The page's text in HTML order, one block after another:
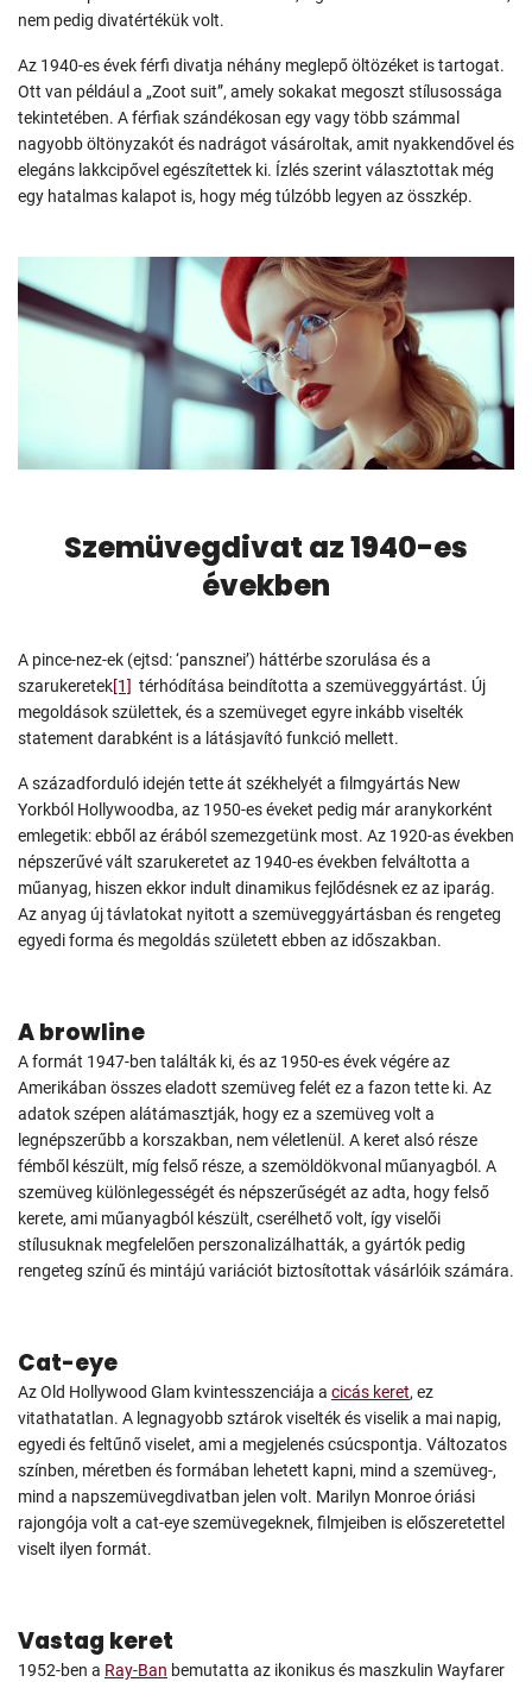
nem pedig divatértékük volt.
Az 1940-es évek férfi divatja néhány meglepő öltözéket is tartogat.
Ott van például a „Zoot suit”, amely sokakat megoszt stílusossága
tekintetében. A férfiak szándékosan egy vagy több számmal
nagyobb öltönyzakót és nadrágot vásároltak, amit nyakkendővel és
elegáns lakkcipővel egészítettek ki. Ízlés szerint választottak még
egy hatalmas kalapot is, hogy még túlzóbb legyen az összkép.
Szemüvegdivat az 1940-es
években
A pince-nez-ek (ejtsd: ‘pansznei’) háttérbe szorulása és a
szarukeretek[1] térhódítása beindította a szemüveggyártást. Új
megoldások születtek, és a szemüveget egyre inkább viselték
statement darabként is a látásjavító funkció mellett.
A századforduló idején tette át székhelyét a filmgyártás New
Yorkból Hollywoodba, az 1950-es éveket pedig már aranykorként
emlegetik: ebből az érából szemezgetünk most. Az 1920-as években
népszerűvé vált szarukeretet az 1940-es években felváltotta a
műanyag, hiszen ekkor indult dinamikus fejlődésnek ez az iparág.
Az anyag új távlatokat nyitott a szemüveggyártásban és rengeteg
egyedi forma és megoldás született ebben az időszakban.
A browline
A formát 1947-ben találták ki, és az 1950-es évek végére az
Amerikában összes eladott szemüveg felét ez a fazon tette ki. Az
adatok szépen alátámasztják, hogy ez a szemüveg volt a
legnépszerűbb a korszakban, nem véletlenül. A keret alsó része
fémből készült, míg felső része, a szemöldökvonal műanyagból. A
szemüveg különlegességét és népszerűségét az adta, hogy felső
kerete, ami műanyagból készült, cserélhető volt, így viselői
stílusuknak megfelelően perszonalizálhatták, a gyártók pedig
rengeteg színű és mintájú variációt biztosítottak vásárlóik számára.
Cat-eye
Az Old Hollywood Glam kvintesszenciája a cicás keret, ez
vitathatatlan. A legnagyobb sztárok viselték és viselik a mai napig,
egyedi és feltűnő viselet, ami a megjelenés csúcspontja. Változatos
színben, méretben és formában lehetett kapni, mind a szemüveg-,
mind a napszemüvegdivatban jelen volt. Marilyn Monroe óriási
rajongója volt a cat-eye szemüvegeknek, filmjeiben is előszeretettel
viselt ilyen formát.
Vastag keret
1952-ben a Ray-Ban bemutatta az ikonikus és maszkulin Wayfarer